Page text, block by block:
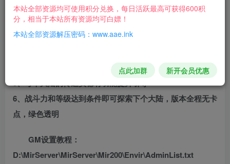
2、顶部按钮红点哪里量了点哪里，时时赠送大量奖励
3、及时提升锻造五格装备，加成大量属性(在土城装备锻造
NPC)
城晋升获 得10倍切割加成，有材料就提升。
5、每个大陆的传送员都有功能提升引导
6、战斗力和等级达到条件即可探索下个大陆，版本全程无卡
点，绿色透明
GM设置教程：
D:\MirServer\MirServer\Mir200\Envir\AdminList.txt
本站全部资源均可使用积分兑换，每日活跃最高可获得600积
分，相当于本站所有资源均可白嫖！
本站全部资源解压密码：www.aae.ink
点此加群 新开会员优惠